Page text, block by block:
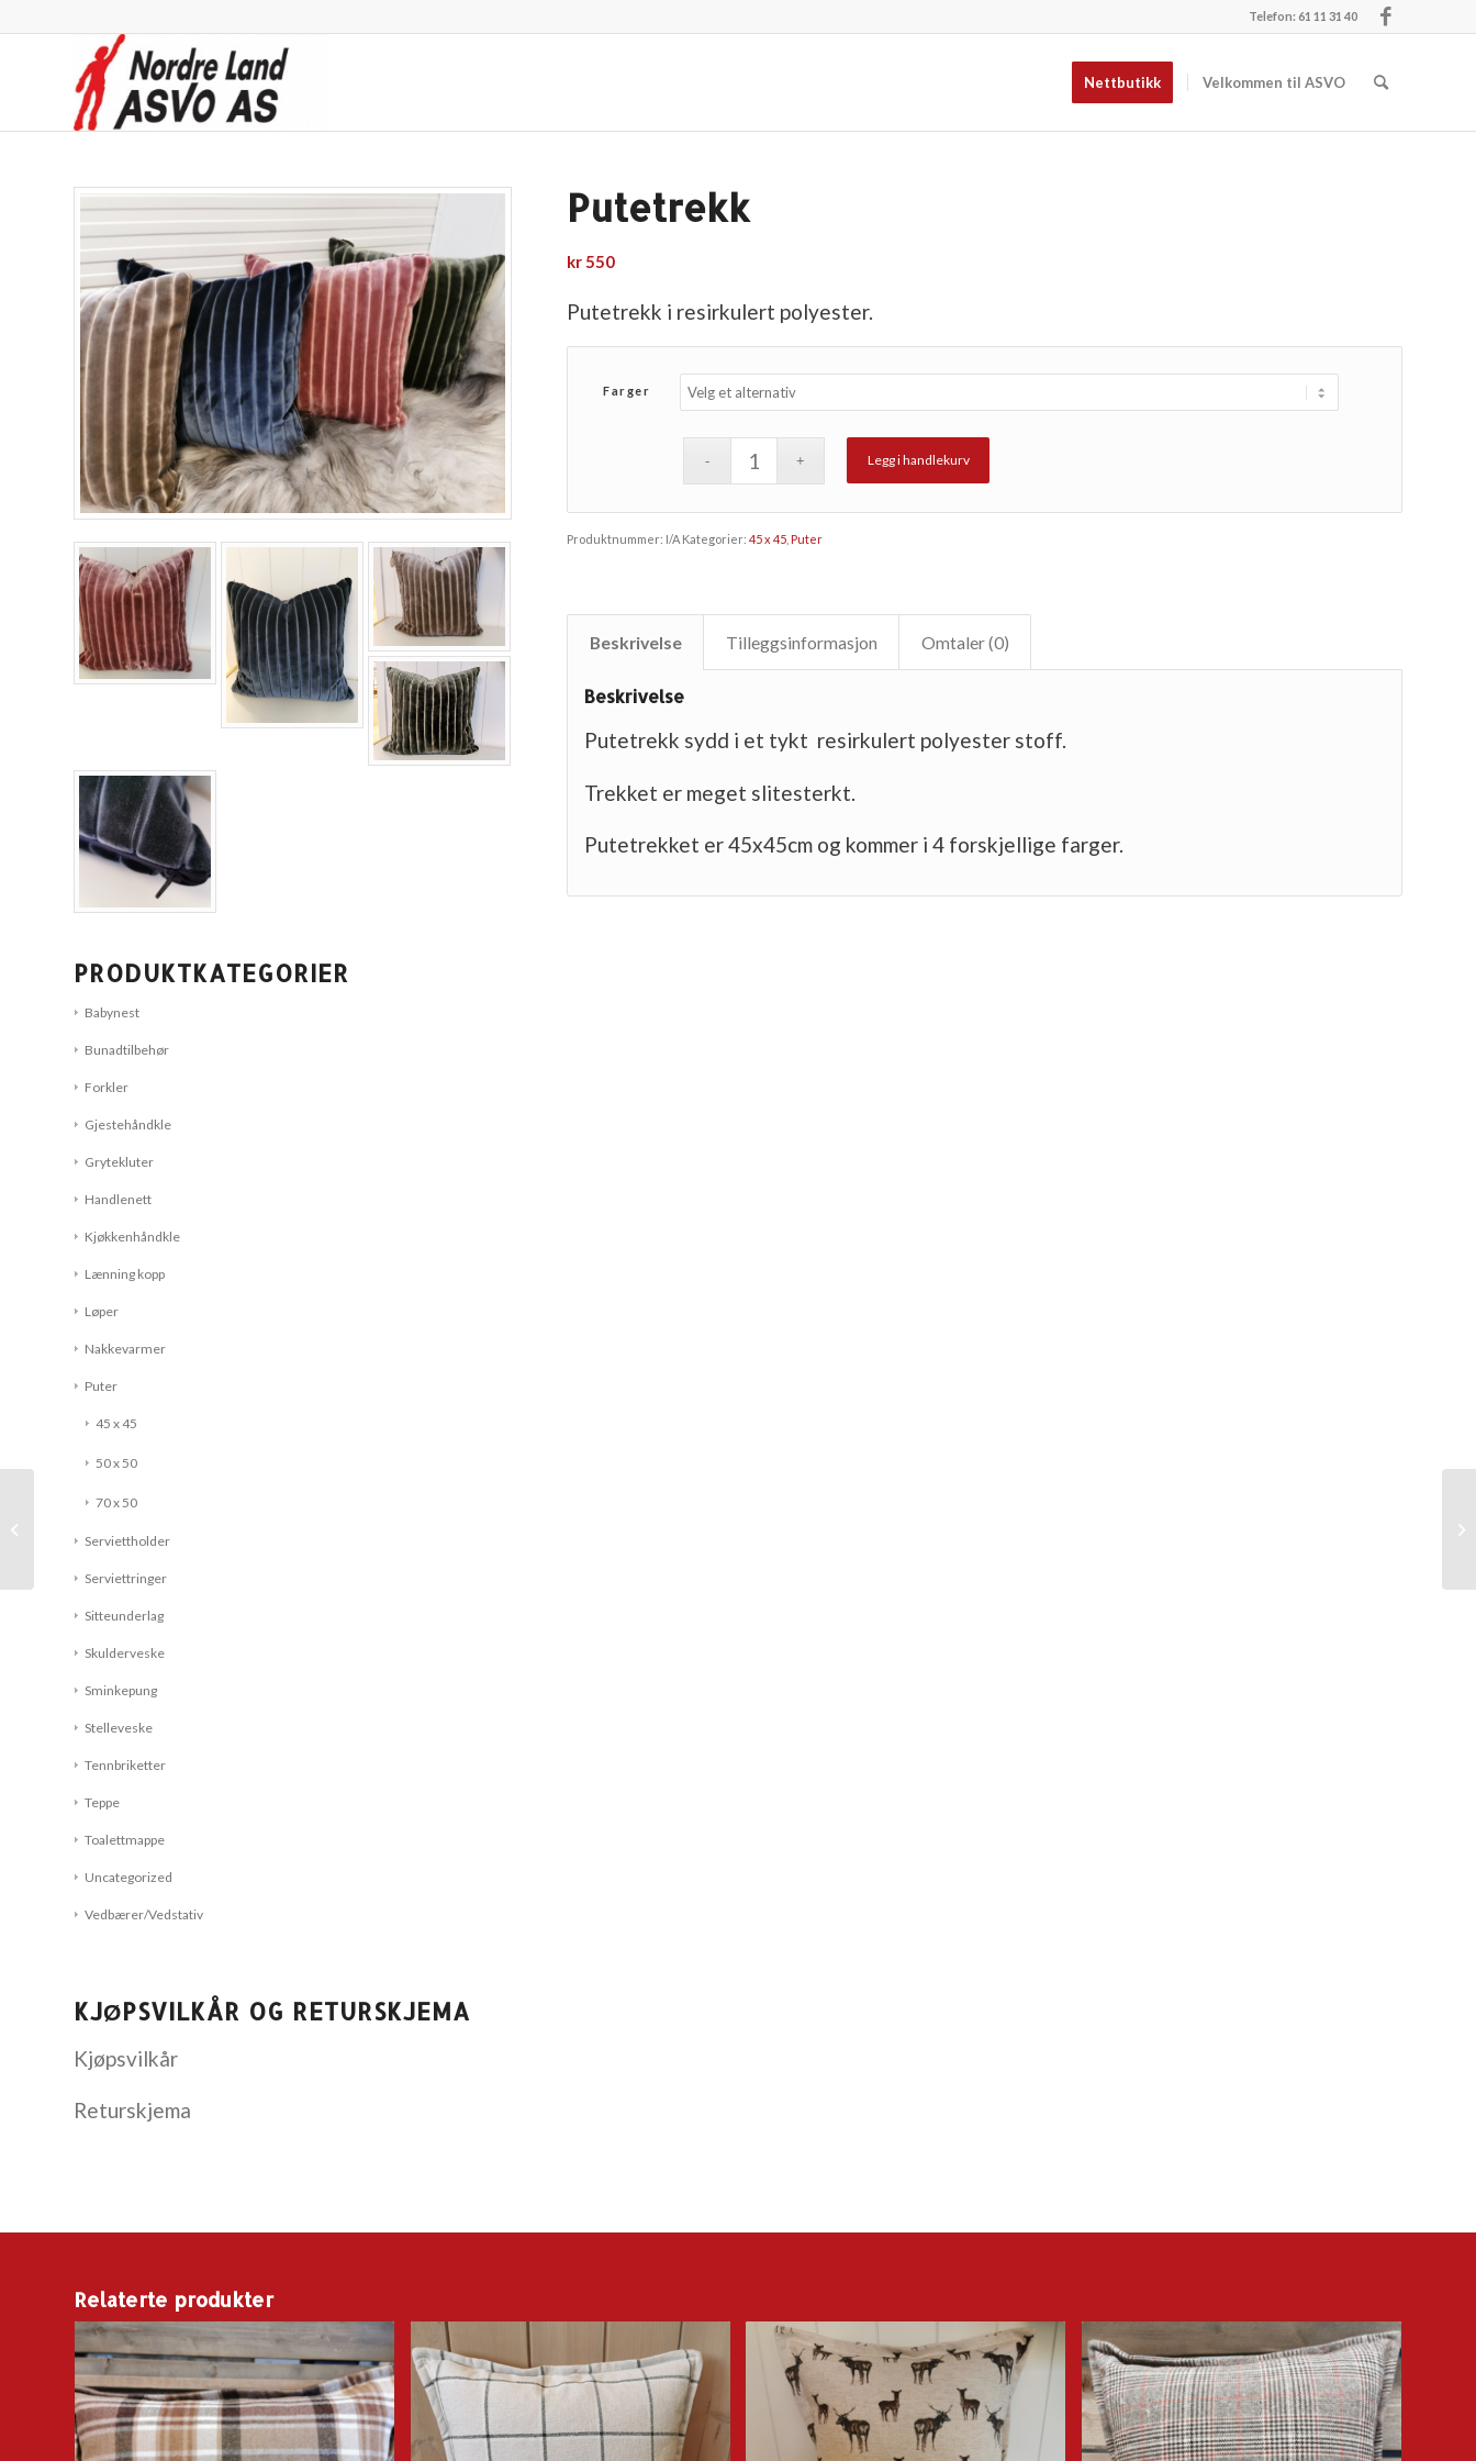
Telefon: 61 11 31 40
Nettbutikk Velkommen til ASVO
PRODUKTKATEGORIER
Babynest
Bunadtilbehør
Forkler
Gjestehåndkle
Grytekluter
Handlenett
Kjøkkenhåndkle
Lænning kopp
Løper
Nakkevarmer
Puter
45 x 45
50 x 50
70 x 50
Serviettholder
Serviettringer
Sitteunderlag
Skulderveske
Sminkepung
Stelleveske
Tennbriketter
Teppe
Toalettmappe
Uncategorized
Vedbærer/Vedstativ
KJØPSVILKÅR OG RETURSKJEMA
Kjøpsvilkår
Returskjema
Putetrekk
kr550
Putetrekk i resirkulert polyester.
Farger
Legg i handlekurv
Produktnummer: I/A Kategorier:45 x 45 Puter
Beskrivelse Tilleggsinformasjon Omtaler (0)
Beskrivelse
Putetrekk sydd i et tykt resirkulert polyester stoff.
Trekket er meget slitesterkt.
Putetrekket er 45x45cm og kommer i 4 forskjellige farger.
Relaterte produkter